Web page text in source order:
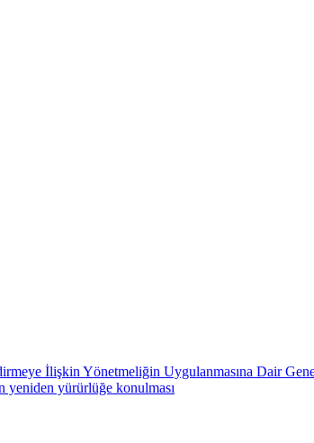
İlişkin Yönetmeliğin Uygulanmasına Dair
yeniden yürürlüğe konulması